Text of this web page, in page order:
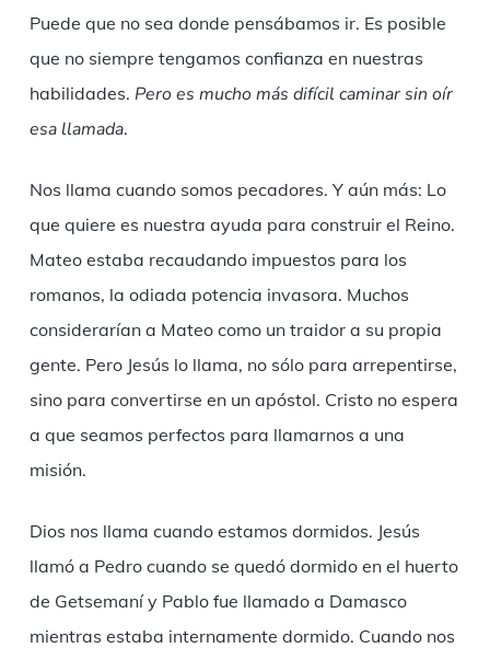
Puede que no sea donde pensábamos ir. Es posible
que no siempre tengamos confianza en nuestras
habilidades. Pero es mucho más difícil caminar sin oír
esa llamada.
Nos llama cuando somos pecadores. Y aún más: Lo
que quiere es nuestra ayuda para construir el Reino.
Mateo estaba recaudando impuestos para los
romanos, la odiada potencia invasora. Muchos
considerarían a Mateo como un traidor a su propia
gente. Pero Jesús lo llama, no sólo para arrepentirse,
sino para convertirse en un apóstol. Cristo no espera
a que seamos perfectos para llamarnos a una
misión.
Dios nos llama cuando estamos dormidos. Jesús
llamó a Pedro cuando se quedó dormido en el huerto
de Getsemaní y Pablo fue llamado a Damasco
mientras estaba internamente dormido. Cuando nos